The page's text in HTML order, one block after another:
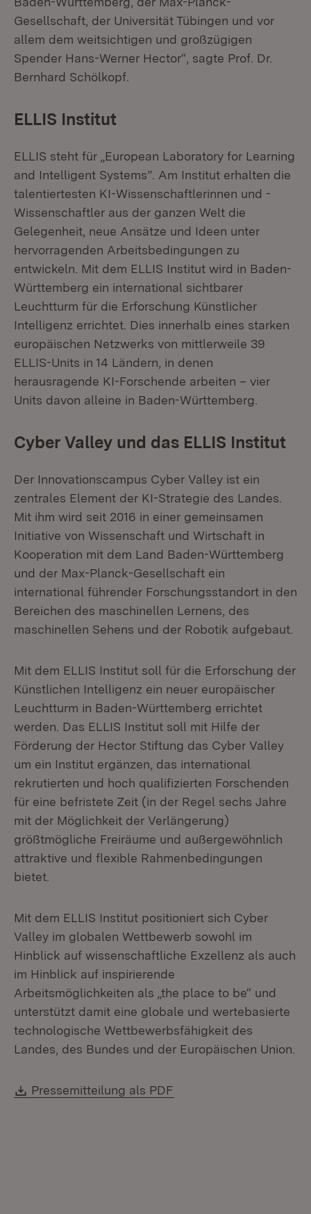
Gesellschaft, der Universität Tübingen und vor
allem dem weitsichtigen und großzügigen
Spender Hans-Werner Hector“, sagte Prof. Dr.
Bernhard Schölkopf.
ELLIS Institut
ELLIS steht für „European Laboratory for Learning
and Intelligent Systems”. Am Institut erhalten die
talentiertesten KI-Wissenschaftlerinnen und -
Wissenschaftler aus der ganzen Welt die
Gelegenheit, neue Ansätze und Ideen unter
hervorragenden Arbeitsbedingungen zu
entwickeln. Mit dem ELLIS Institut wird in Baden-
Württemberg ein international sichtbarer
Leuchtturm für die Erforschung Künstlicher
Intelligenz errichtet. Dies innerhalb eines starken
europäischen Netzwerks von mittlerweile 39
ELLIS-Units in 14 Ländern, in denen
herausragende KI-Forschende arbeiten – vier
Units davon alleine in Baden-Württemberg.
Cyber Valley und das ELLIS Institut
Der Innovationscampus Cyber Valley ist ein
zentrales Element der KI-Strategie des Landes.
Mit ihm wird seit 2016 in einer gemeinsamen
Initiative von Wissenschaft und Wirtschaft in
Kooperation mit dem Land Baden-Württemberg
und der Max-Planck-Gesellschaft ein
international führender Forschungsstandort in den
Bereichen des maschinellen Lernens, des
maschinellen Sehens und der Robotik aufgebaut.
Mit dem ELLIS Institut soll für die Erforschung der
Künstlichen Intelligenz ein neuer europäischer
Leuchtturm in Baden-Württemberg errichtet
werden. Das ELLIS Institut soll mit Hilfe der
Förderung der Hector Stiftung das Cyber Valley
um ein Institut ergänzen, das international
rekrutierten und hoch qualifizierten Forschenden
für eine befristete Zeit (in der Regel sechs Jahre
mit der Möglichkeit der Verlängerung)
größtmögliche Freiräume und außergewöhnlich
attraktive und flexible Rahmenbedingungen
bietet.
Mit dem ELLIS Institut positioniert sich Cyber
Valley im globalen Wettbewerb sowohl im
Hinblick auf wissenschaftliche Exzellenz als auch
im Hinblick auf inspirierende
Arbeitsmöglichkeiten als „the place to be“ und
unterstützt damit eine globale und wertebasierte
technologische Wettbewerbsfähigkeit des
Landes, des Bundes und der Europäischen Union.
Download:
Pressemitteilung als PDF